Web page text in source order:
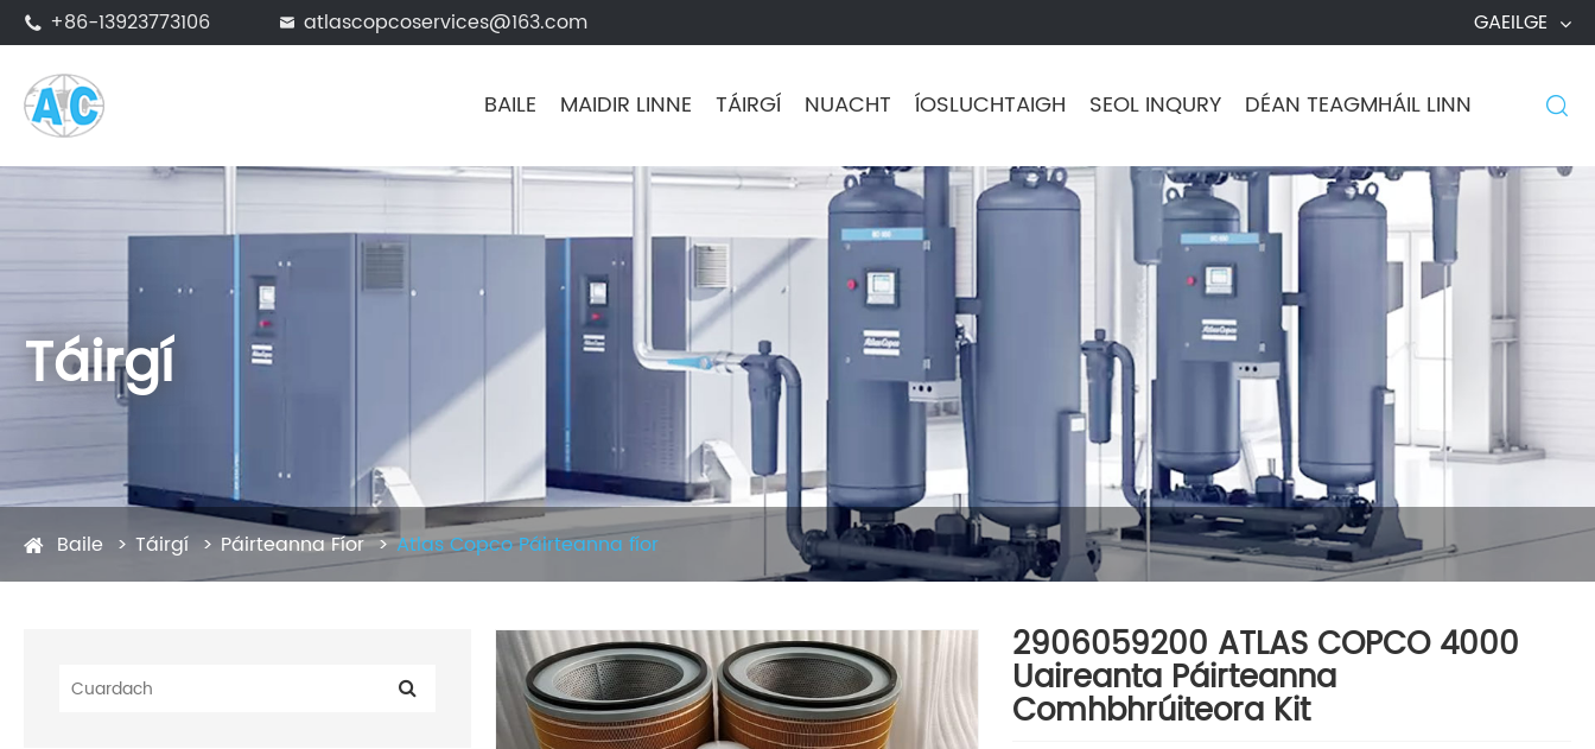
 +86-13923773106  atlascopcoservices@163.com GAEILGE
BAILE MAIDIR LINNE TÁIRGÍ NUACHT ÍOSLUCHTAIGH SEOL INQURY DÉAN TEAGMHÁIL LINN 
Táirgí
Baile Táirgí Páirteanna Fíor Atlas Copco Páirteanna fíor
2906059200 ATLAS COPCO 4000
Uaireanta Páirteanna
Comhbhrúiteora Kit